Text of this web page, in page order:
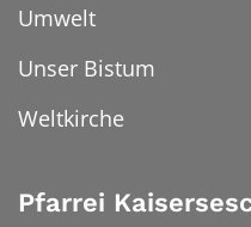
Umwelt
Unser Bistum
Weltkirche
Pfarrei